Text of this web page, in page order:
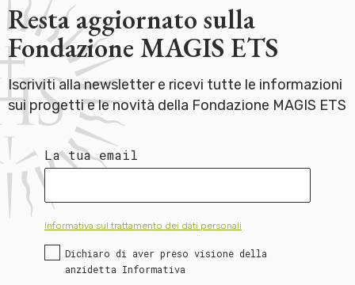
Resta aggiornato sulla
Fondazione MAGIS ETS
Iscriviti alla newsletter e ricevi tutte le informazioni
sui progetti e le novità della Fondazione MAGIS ETS
La tua email
Informativa sul trattamento dei dati personali
Dichiaro di aver preso visione della
anzidetta Informativa